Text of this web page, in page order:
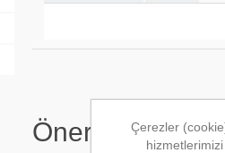
ÖnerilenÇerezler